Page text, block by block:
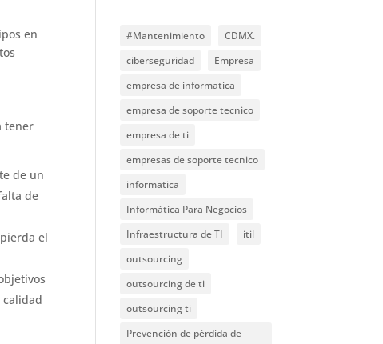
en
tener
de un
de
el
#Mantenimiento
CDMX.
ciberseguridad
Empresa
empresa de informatica
empresa de soporte tecnico
empresa de ti
empresas de soporte tecnico
informatica
Informática Para Negocios
Infraestructura de TI
itil
outsourcing
outsourcing de ti
outsourcing ti
Prevención de pérdida de